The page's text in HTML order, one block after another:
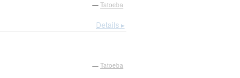
— Tatoeba
Details ▸
— Tatoeba